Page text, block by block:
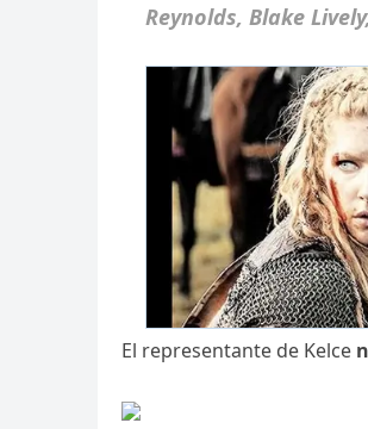
Reynolds, Blake
El representante de Kelce